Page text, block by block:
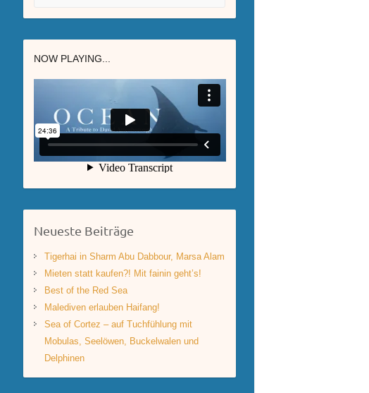
NOW PLAYING...
Neueste Beiträge
Tigerhai in Sharm Abu Dabbour, Marsa Alam
Mieten statt kaufen?! Mit fainin geht’s!
Best of the Red Sea
Malediven erlauben Haifang!
Sea of Cortez – auf Tuchfühlung mit
Mobulas, Seelöwen, Buckelwalen und
Delphinen